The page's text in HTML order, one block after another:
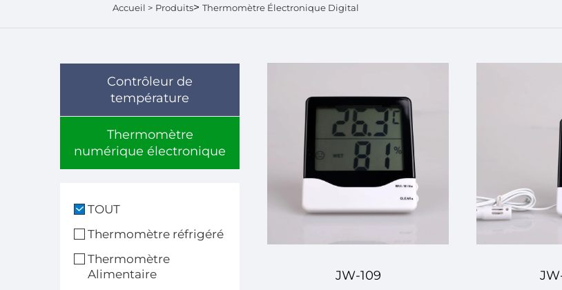
Accueil > Produits> Thermomètre Électronique Digital
Contrôleur de
température
Thermomètre
numérique électronique
TOUT
Thermomètre réfrigéré
Thermomètre
Alimentaire
JW-109